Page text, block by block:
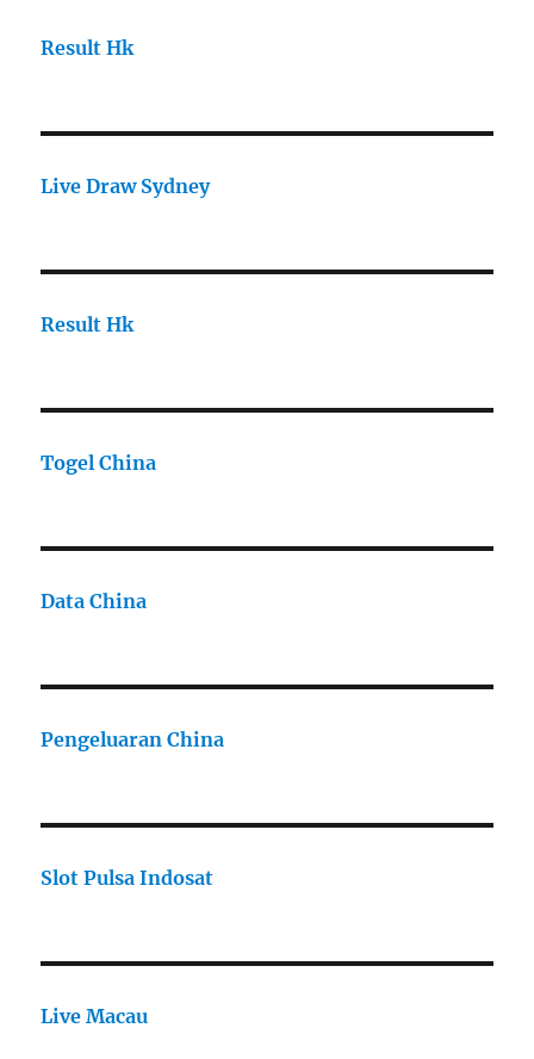
Result Hk
Live Draw Sydney
Result Hk
Togel China
Data China
Pengeluaran China
Slot Pulsa Indosat
Live Macau